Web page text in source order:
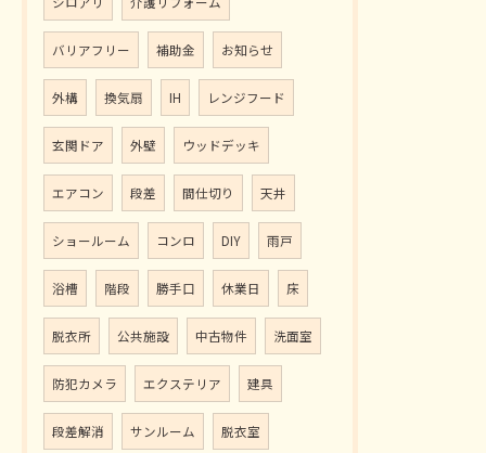
バリアフリー 補助金 お知らせ
外構 換気扇 IH レンジフード
玄関ドア 外壁 ウッドデッキ
エアコン 段差 間仕切り 天井
ショールーム コンロ DIY 雨戸
浴槽 階段 勝手口 休業日 床
脱衣所 公共施設 中古物件 洗面室
防犯カメラ エクステリア 建具
段差解消 サンルーム 脱衣室